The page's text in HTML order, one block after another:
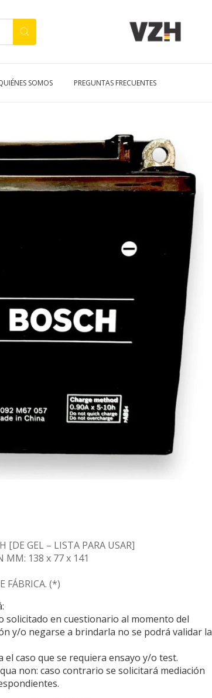
SOMOS PREGUNTAS FRECUENTES
[DE GEL – LISTA PARA USAR]
MM: 138 x 77 x 141
FÁBRICA. (*)
solicitado en cuestionario al momento del
y/o negarse a brindarla no se podrá validar la
caso que se requiera ensayo y/o test.
non: caso contrario se solicitará mediación